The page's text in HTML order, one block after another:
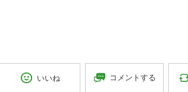
いいね コメントする